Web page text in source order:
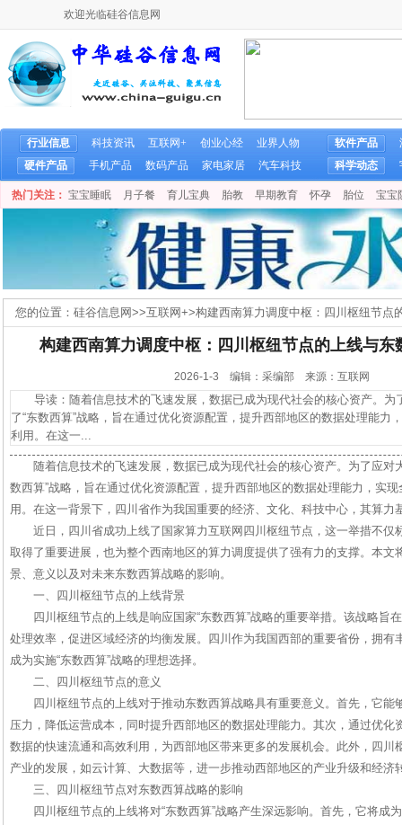
欢迎光临硅谷信息网
行业信息 科技资讯 互联网+ 创业心经
业界人物
硬件产品
手机产品 数码产品 家电家居 汽车科技
软件产品
科学动态
热门关注： 宝宝睡眠 月子餐 育儿宝典 胎教 早期教育 怀孕 胎位 宝宝
您的位置： 硅谷信息网>>互联网+>构建西南算力调度中枢：四川枢纽节点
构建西南算力调度中枢：四川枢纽节点的上线与东
2026-1-3 编辑：采编部 来源：互联网
导读：随着信息技术的飞速发展，数据已成为现代社会的核心资产。为
了“东数西算”战略，旨在通过优化资源配置，提升西部地区的数据处理能力
利用。在这一...
随着信息技术的飞速发展，数据已成为现代社会的核心资产。为了应对
数西算”战略，旨在通过优化资源配置，提升西部地区的数据处理能力，实
用。在这一背景下，四川省作为我国重要的经济、文化、科技中心，其算力
近日，四川省成功上线了国家算力互联网四川枢纽节点，这一举措不仅
取得了重要进展，也为整个西南地区的算力调度提供了强有力的支撑。本文
景、意义以及对未来东数西算战略的影响。
一、四川枢纽节点的上线背景
四川枢纽节点的上线是响应国家“东数西算”战略的重要举措。该战略旨
处理效率，促进区域经济的均衡发展。四川作为我国西部的重要省份，拥有
成为实施“东数西算”战略的理想选择。
二、四川枢纽节点的意义
四川枢纽节点的上线对于推动东数西算战略具有重要意义。首先，它能
压力，降低运营成本，同时提升西部地区的数据处理能力。其次，通过优化
数据的快速流通和高效利用，为西部地区带来更多的发展机会。此外，四川
产业的发展，如云计算、大数据等，进一步推动西部地区的产业升级和经济
三、四川枢纽节点对东数西算战略的影响
四川枢纽节点的上线将对“东数西算”战略产生深远影响。首先，它将成